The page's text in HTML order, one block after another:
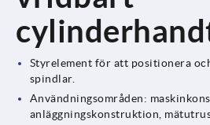
Styrelement för att positionera
spindlar.
Användningsområden:
anläggningskonstruktion,